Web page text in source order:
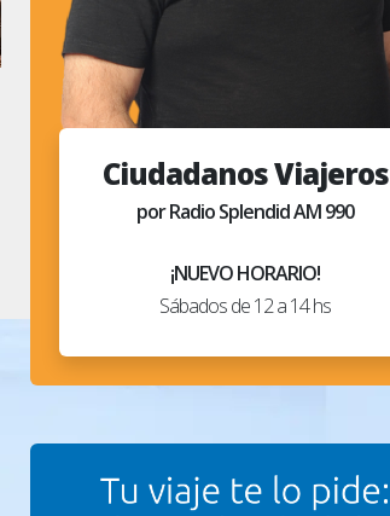
Ciudadanos Viajeros
por Radio Splendid AM 990
¡NUEVO HORARIO!
Sábados de 12 a 14 hs